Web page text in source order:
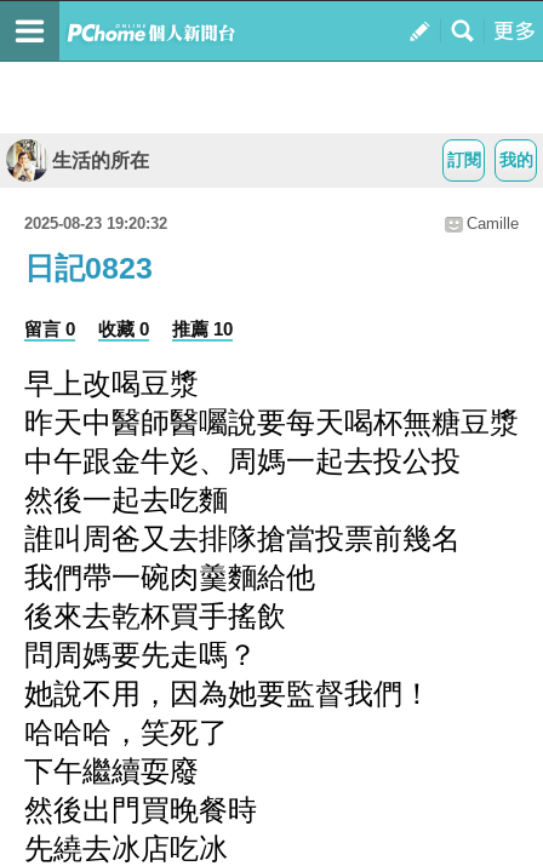
我的
訂閱
生活的所在
2025-08-23 19:20:32 Camille
日記0823
留言 0 收藏 0 推薦 10
早上改喝豆漿
昨天中醫師醫囑說要每天喝杯無糖豆漿
中午跟金牛彣、周媽一起去投公投
然後一起去吃麵
誰叫周爸又去排隊搶當投票前幾名
我們帶一碗肉羹麵給他
後來去乾杯買手搖飲
問周媽要先走嗎？
她說不用，因為她要監督我們！
哈哈哈，笑死了
下午繼續耍廢
然後出門買晚餐時
先繞去冰店吃冰